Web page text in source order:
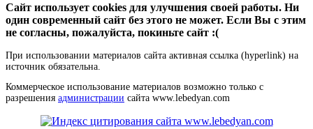
Сайт использует cookies для улучшения своей работы. Ни
один современный сайт без этого не может. Если Вы с этим
не согласны, пожалуйста, покиньте сайт :(
При использовании материалов сайта активная ссылка (hyperlink) на
источник обязательна.
Коммерческое использование материалов возможно только с
разрешения администрации сайта www.lebedyan.com